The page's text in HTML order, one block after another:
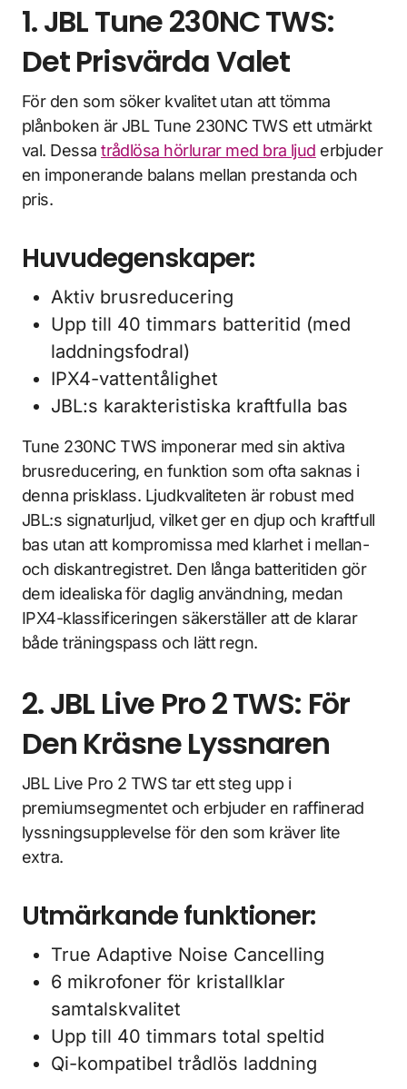
1. JBL Tune 230NC TWS:
Det Prisvärda Valet
För den som söker kvalitet utan att tömma
plånboken är JBL Tune 230NC TWS ett utmärkt
val. Dessatrådlösa hörlurar med bra ljud erbjuder
en imponerande balans mellan prestanda och
pris.
Huvudegenskaper:
Aktiv brusreducering
Upp till 40 timmars batteritid (med
laddningsfodral)
IPX4-vattentålighet
JBL:s karakteristiska kraftfulla bas
Tune 230NC TWS imponerar med sin aktiva
brusreducering, en funktion som ofta saknas i
denna prisklass. Ljudkvaliteten är robust med
JBL:s signaturljud, vilket ger en djup och kraftfull
bas utan att kompromissa med klarhet i mellan-
och diskantregistret. Den långa batteritiden gör
dem idealiska för daglig användning, medan
IPX4-klassificeringen säkerställer att de klarar
både träningspass och lätt regn.
2. JBL Live Pro 2 TWS: För
Den Kräsne Lyssnaren
JBL Live Pro 2 TWS tar ett steg upp i
premiumsegmentet och erbjuder en raffinerad
lyssningsupplevelse för den som kräver lite
extra.
Utmärkande funktioner:
True Adaptive Noise Cancelling
6 mikrofoner för kristallklar
samtalskvalitet
Upp till 40 timmars total speltid
Qi-kompatibel trådlös laddning